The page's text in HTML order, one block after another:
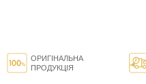
ОРИГІНАЛЬНА
ПРОДУКЦІЯ